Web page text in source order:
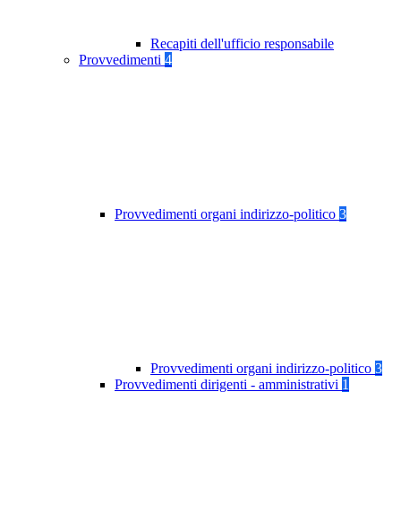
Recapiti dell'ufficio responsabile
Provvedimenti 4
Provvedimenti organi indirizzo-politico 3
Provvedimenti organi indirizzo-politico 3
Provvedimenti dirigenti - amministrativi 1